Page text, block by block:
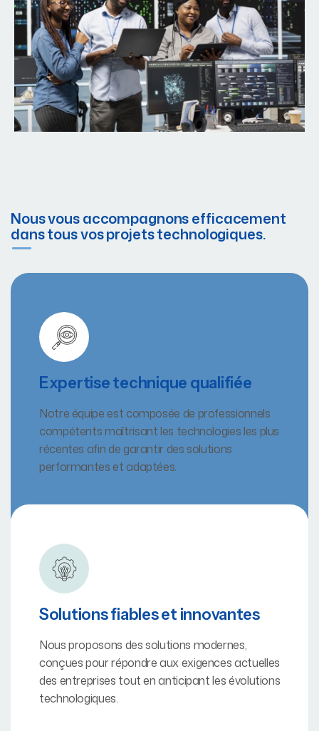
Nous vous accompagnons efficacement
dans tous vos projets technologiques.
Expertise technique qualifiée
Notre équipe est composée de professionnels
compétents maîtrisant les technologies les plus
récentes afin de garantir des solutions
performantes et adaptées.
Solutions fiables et innovantes
Nous proposons des solutions modernes,
conçues pour répondre aux exigences actuelles
des entreprises tout en anticipant les évolutions
technologiques.